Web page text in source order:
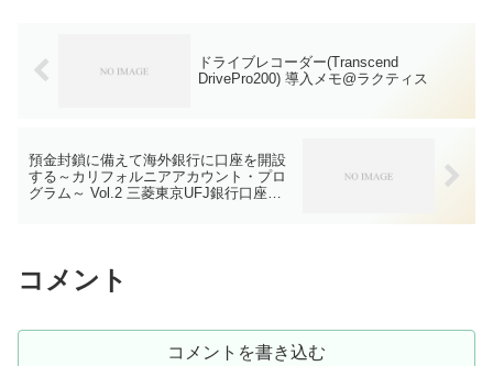
ドライブレコーダー(Transcend
DrivePro200) 導入メモ@ラクティス
預金封鎖に備えて海外銀行に口座を開設
する～カリフォルニアアカウント・プロ
グラム～ Vol.2 三菱東京UFJ銀行口座開
コメント
コメントを書き込む